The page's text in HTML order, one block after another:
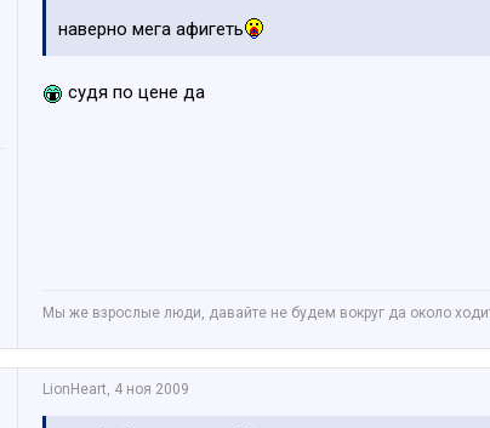
наверно мега афигеть
судя по цене да
Мы же взрослые люди, давайте не будем вокруг да около
LionHeart, 4 ноя 2009